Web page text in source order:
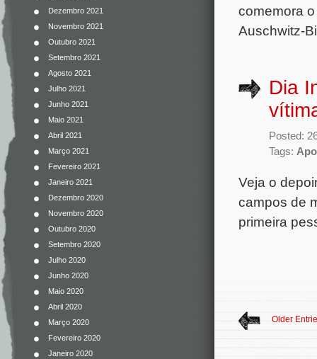
Dezembro 2021
Novembro 2021
Outubro 2021
Setembro 2021
Agosto 2021
Julho 2021
Junho 2021
Maio 2021
Abril 2021
Março 2021
Fevereiro 2021
Janeiro 2021
Dezembro 2020
Novembro 2020
Outubro 2020
Setembro 2020
Julho 2020
Junho 2020
Maio 2020
Abril 2020
Março 2020
Fevereiro 2020
Janeiro 2020
comemora
Auschwitz-
Dia
Posted:
Tags:
Veja o
campos de
primeira
Older